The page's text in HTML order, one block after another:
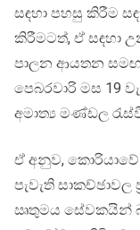
සඳහා පහසු කිරීම
කිරීමටත්, ඒ සඳහා
පාලන ආයතන සමඟ
පෙබරවාරි මස 19
අමාත්‍ය මණ්ඩල
ඒ අනුව,
පැවැති
ඍතුමය සේවකයින්